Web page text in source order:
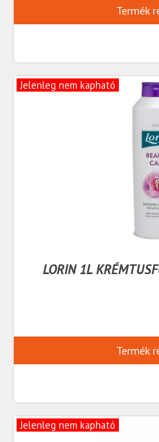
Termék
Jelenleg nem kapható
LORIN 1L
Termék
Jelenleg nem kapható